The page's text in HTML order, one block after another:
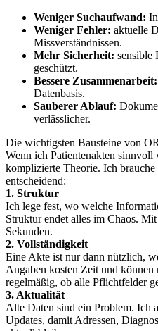
Weniger Suchaufwand:
Weniger Fehler: aktuelle
Missverständnissen.
Mehr Sicherheit: sensible
geschützt.
Bessere Zusammenarbeit:
Datenbasis.
Sauberer Ablauf:
verlässlicher.
Die wichtigsten Bausteine von
Wenn ich Patientenakten
komplizierte Theorie. Ich
entscheidend:
1. Struktur
Ich lege fest, wo welche
Struktur endet alles im Chaos.
Sekunden.
2. Vollständigkeit
Eine Akte ist nur dann nützlich,
Angaben kosten Zeit und
regelmäßig, ob alle Pflichtfelder
3. Aktualität
Alte Daten sind ein Problem. Ich
Updates, damit Adressen,